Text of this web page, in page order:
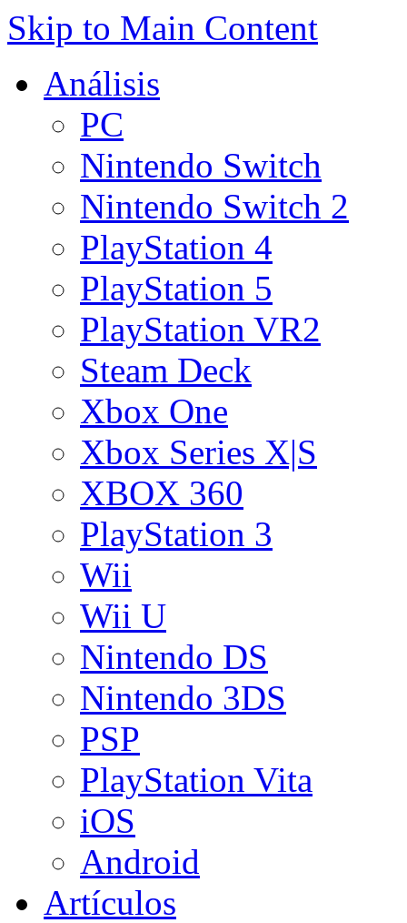
Skip to Main Content
Análisis
PC
Nintendo Switch
Nintendo Switch 2
PlayStation 4
PlayStation 5
PlayStation VR2
Steam Deck
Xbox One
Xbox Series X|S
XBOX 360
PlayStation 3
Wii
Wii U
Nintendo DS
Nintendo 3DS
PSP
PlayStation Vita
iOS
Android
Artículos